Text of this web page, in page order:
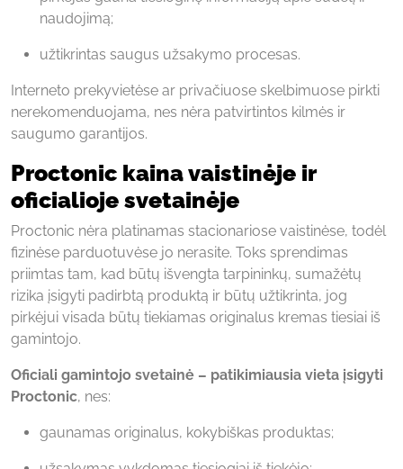
naudojimą;
užtikrintas saugus užsakymo procesas.
Interneto prekyvietėse ar privačiuose skelbimuose pirkti
nerekomenduojama, nes nėra patvirtintos kilmės ir
saugumo garantijos.
Proctonic kaina vaistinėje ir
oficialioje svetainėje
Proctonic nėra platinamas stacionariose vaistinėse, todėl
fizinėse parduotuvėse jo nerasite. Toks sprendimas
priimtas tam, kad būtų išvengta tarpininkų, sumažėtų
rizika įsigyti padirbtą produktą ir būtų užtikrinta, jog
pirkėjui visada būtų tiekiamas originalus kremas tiesiai iš
gamintojo.
Oficiali gamintojo svetainė – patikimiausia vieta įsigyti
Proctonic, nes:
gaunamas originalus, kokybiškas produktas;